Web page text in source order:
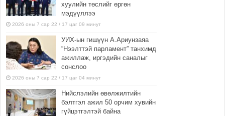
хуулийн төслийг өргөн
мэдүүллээ
2026 оны 7 сар 22 / 17 цаг 09 минут
УИХ-ын гишүүн А.Ариунзаяа
“Нээлттэй парламент” танхимд
ажиллаж, иргэдийн саналыг
сонслоо
2026 оны 7 сар 22 / 17 цаг 04 минут
Нийслэлийн өвөлжилтийн
бэлтгэл ажил 50 орчим хувийн
гүйцэтгэлтэй байна